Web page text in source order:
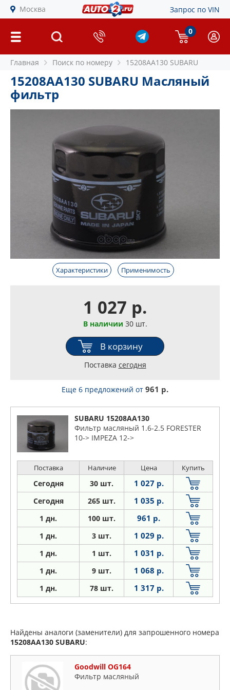
Москва Запрос по VIN
0
Главная Поиск по номеру 15208AA130 SUBARU
15208AA130 SUBARU Масляный
фильтр
Характеристики Применимость
1 027 р.
В наличии 30 шт.
В корзину
Поставка сегодня
Еще 6 предложений от 961 р.
SUBARU 15208AA130
Фильтр масляный 1.6-2.5 FORESTER
10-> IMPEZA 12->
Поставка Наличие Цена Купить
Сегодня 30 шт. 1 027 р.
Сегодня 265 шт. 1 035 р.
1 дн. 100 шт. 961 р.
1 дн. 3 шт. 1 029 р.
1 дн. 1 шт. 1 031 р.
1 дн. 9 шт. 1 068 р.
1 дн. 78 шт. 1 317 р.
Найдены аналоги (заменители) для запрошенного номера
15208AA130 SUBARU:
Goodwill OG164
Фильтр масляный